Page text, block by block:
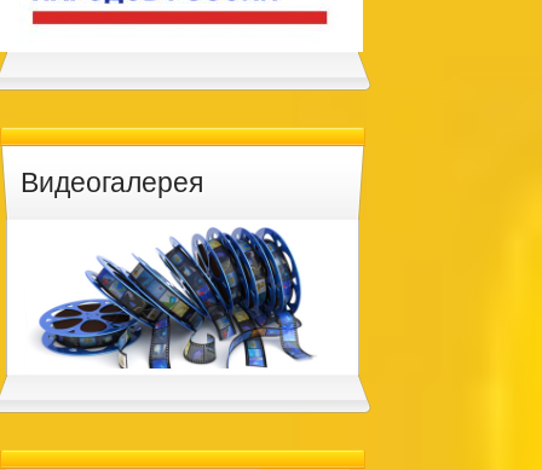
Видеогалерея